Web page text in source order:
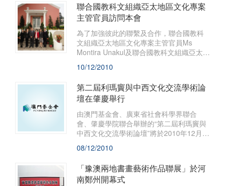
聯合國教科文組織亞太地區文化專案
主管官員訪問本會
為了加強彼此的聯繫及合作，聯合國教科
文組織亞太地區文化專案主管官員Ms
Montira Unakul及聯合國教科文組織亞太地
區文化遺產保護獎榮譽顧問周進博士日前
訪問澳門基金會，與行政委員會主席吳志
良會面，雙方就聯合國教科文組織亞太地
區文化遺產保護的合作議題進行討論。
10/12/2010
第二屆利瑪竇與中西文化交流學術論
壇在肇慶舉行
由澳門基金會、廣東省社會科學界聯合
會、肇慶學院聯合舉辦的“第二屆利瑪竇與
中西文化交流學術論壇”將於2010年12月10
日至11日在廣東省肇慶市舉行。
08/12/2010
「豫澳兩地書畫藝術作品聯展」於河
南鄭州開幕式